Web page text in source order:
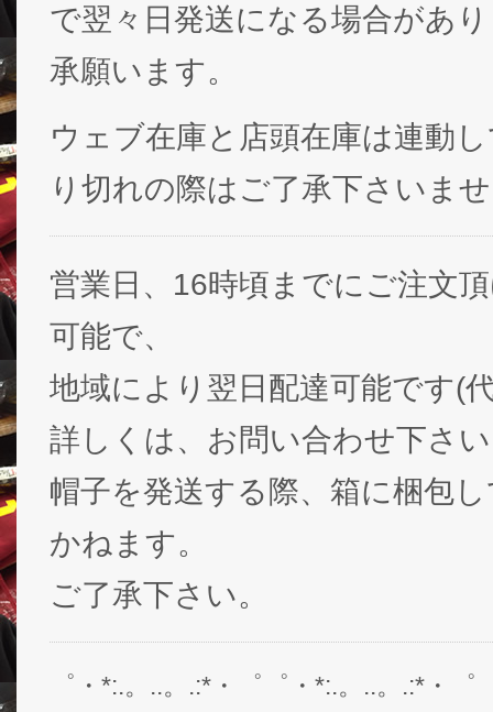
で翌々日発送になる場合があ
承願います。
ウェブ在庫と店頭在庫は連動
り切れの際はご了承下さいま
営業日、16時頃までにご注文
可能で、
地域により翌日配達可能です(
詳しくは、お問い合わせ下さ
帽子を発送する際、箱に梱包
かねます。
ご了承下さい。
゜・*:.。..。.:*・゜゜・*:.。..。.:*・